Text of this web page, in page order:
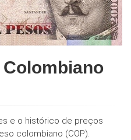
e o histórico de preços
colombiano (COP).